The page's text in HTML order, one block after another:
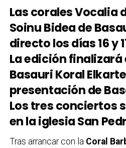
Las corales Vocalia
Soinu Bidea de
directo los días 16 y
La edición finalizará
Basauri Koral
presentación de
Los tres conciertos
en la iglesia San
Tras arrancar con la Coral